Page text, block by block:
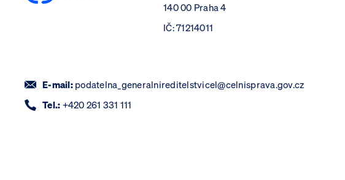
140 00 Praha 4
IČ: 71214011
E-mail: podatelna_generalnireditelstvicel@celnisprava.gov.cz
Tel.: +420 261 331 111